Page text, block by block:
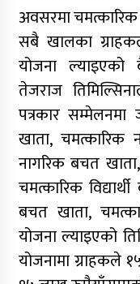
अवसरमा चमत्कारिक
सबै खालका
योजना ल्याइएको
तेजराज
पत्रकार
खाता, चमत्कारिक
नागरिक बचत
चमत्कारिक
बचत खाता,
योजना ल्याइएको
योजनामा ग्राहकले